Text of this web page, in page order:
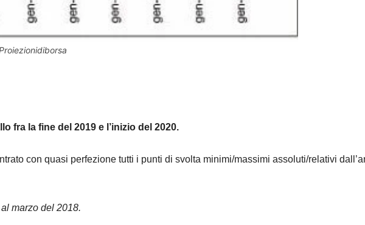
fra la fine del 2019 e l’inizio del 2020.
con quasi perfezione tutti i punti di svolta minimi/massimi assoluti/relativi
marzo del 2018.